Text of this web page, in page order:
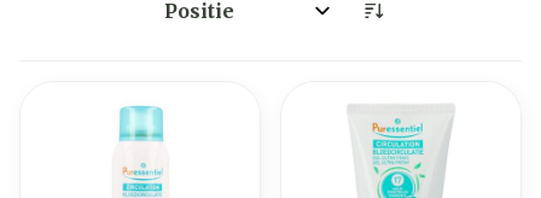
Sorteer op: